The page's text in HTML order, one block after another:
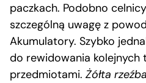
paczkach. Podobno
szczególną uwagę z
Akumulatory. Szybko
do rewidowania kolejnych
przedmiotami. Żółta